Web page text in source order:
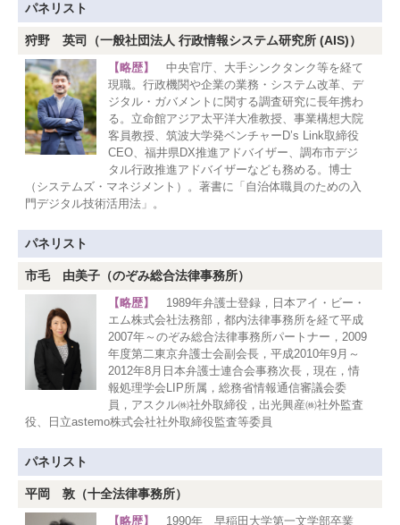
パネリスト
狩野 英司（一般社団法人 行政情報システム研究所 (AIS)）
【略歴】
中央官庁、大手シンクタンク等を経て
現職。行政機関や企業の業務・システム改革、デ
ジタル・ガバメントに関する調査研究に長年携わ
る。立命館アジア太平洋大准教授、事業構想大院
客員教授、筑波大学発ベンチャーD’s Link取締役
CEO、福井県DX推進アドバイザー、調布市デジ
タル行政推進アドバイザーなども務める。博士
（システムズ・マネジメント）。著書に「自治体職員のための入
門デジタル技術活用法」。
パネリスト
市毛 由美子（のぞみ総合法律事務所）
【略歴】
1989年弁護士登録，日本アイ・ビー・
エム株式会社法務部，都内法律事務所を経て平成
2007年～のぞみ総合法律事務所パートナー，2009
年度第二東京弁護士会副会長，平成2010年9月～
2012年8月日本弁護士連合会事務次長，現在，情
報処理学会LIP所属，総務省情報通信審議会委
員，アスクル㈱社外取締役，出光興産㈱社外監査
役、日立astemo株式会社社外取締役監査等委員
パネリスト
平岡 敦（十全法律事務所）
【略歴】
1990年 早稲田大学第一文学部卒業